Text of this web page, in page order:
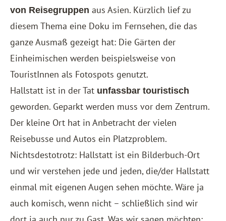
von Reisegruppen aus Asien. Kürzlich lief zu
diesem Thema eine Doku im Fernsehen, die das
ganze Ausmaß gezeigt hat: Die Gärten der
Einheimischen werden beispielsweise von
TouristInnen als Fotospots genutzt.
Hallstatt ist in der Tat unfassbar touristisch
geworden. Geparkt werden muss vor dem Zentrum.
Der kleine Ort hat in Anbetracht der vielen
Reisebusse und Autos ein Platzproblem.
Nichtsdestotrotz: Hallstatt ist ein Bilderbuch-Ort
und wir verstehen jede und jeden, die/der Hallstatt
einmal mit eigenen Augen sehen möchte. Wäre ja
auch komisch, wenn nicht – schließlich sind wir